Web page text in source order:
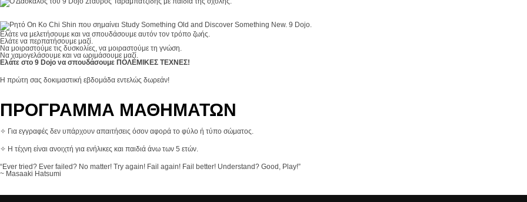
Ελάτε να μελετήσουμε και να σπουδάσουμε αυτόν τον τρόπο ζωής.
Ελάτε να περπατήσουμε μαζί.
Να μοιραστούμε τις δυσκολίες, να μοιραστούμε τη γνώση.
Να χαμογελάσουμε και να ωριμάσουμε μαζί.
Ελάτε στο 9 Dojo να σπουδάσουμε ΠΟΛΕΜΙΚΕΣ ΤΕΧΝΕΣ!
Η πρώτη σας δοκιμαστική εβδομάδα εντελώς δωρεάν!
ΠΡΟΓΡΑΜΜΑ ΜΑΘΗΜΑΤΩΝ
✧ Για εγγραφές δεν υπάρχουν απαιτήσεις όσον αφορά το φύλο ή τύπο σώματος.
✧ Η τέχνη είναι ανοιχτή για ενήλικες και παιδιά άνω των 5 ετών.
“Ever tried? Ever failed? No matter! Try again! Fail again! Fail better! Understand? Good, Play!”
~ Masaaki Hatsumi